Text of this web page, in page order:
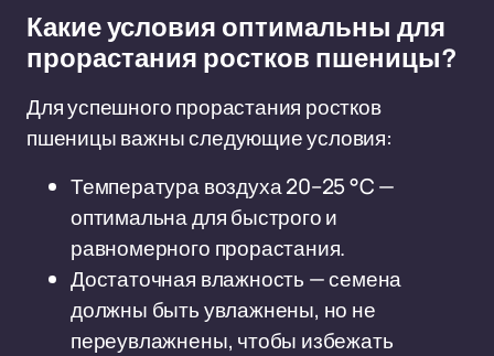
Какие условия оптимальны для
прорастания ростков пшеницы?
Для успешного прорастания ростков
пшеницы важны следующие условия:
Температура воздуха 20–25 °C —
оптимальна для быстрого и
равномерного прорастания.
Достаточная влажность — семена
должны быть увлажнены, но не
переувлажнены, чтобы избежать